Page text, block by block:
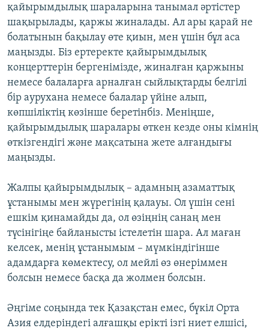
қайырымдылық шараларына танымал әртістер
шақырылады, қаржы жиналады. Ал ары қарай не
болатынын бақылау өте қиын, мен үшін бұл аса
маңызды. Біз ертеректе қайырымдылық
концерттерін бергенімізде, жиналған қаржыны
немесе балаларға арналған сыйлықтарды белгілі
бір аурухана немесе балалар үйіне алып,
көпшіліктің көзінше беретінбіз. Меніңше,
қайырымдылық шаралары өткен кезде оны кімнің
өткізгендігі және мақсатына жете алғандығы
маңызды.
Жалпы қайырымдылық – адамның азаматтық
ұстанымы мен жүрегінің қалауы. Ол үшін сені
ешкім қинамайды да, ол өзіңнің санаң мен
түсінігіңе байланысты істелетін шара. Ал маған
келсек, менің ұстанымым – мүмкіндігінше
адамдарға көмектесу, ол мейлі өз өнеріммен
болсын немесе басқа да жолмен болсын.
Әңгіме соңында тек Қазақстан емес, бүкіл Орта
Азия елдеріндегі алғашқы ерікті ізгі ниет елшісі,